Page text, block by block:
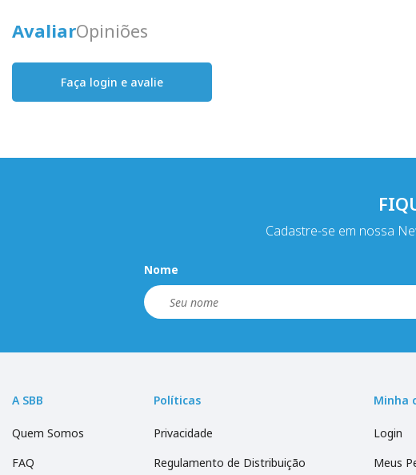
AvaliarOpiniões
Faça login e avalie
Cadastre-se em nossa
Nome
A SBB
Quem Somos
FAQ
Políticas
Privacidade
Regulamento de Distribuição
Minha
Login
Meus